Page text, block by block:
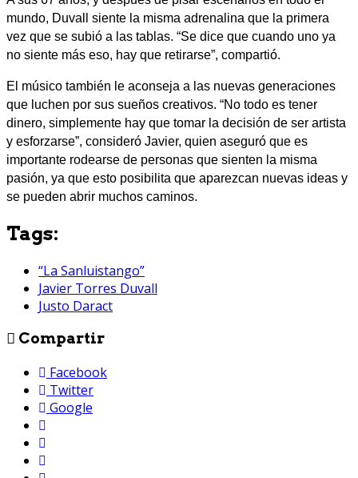
mundo, Duvall siente la misma adrenalina que la primera
vez que se subió a las tablas. “Se dice que cuando uno ya
no siente más eso, hay que retirarse”, compartió.
El músico también le aconseja a las nuevas generaciones
que luchen por sus sueños creativos. “No todo es tener
dinero, simplemente hay que tomar la decisión de ser artista
y esforzarse”, consideró Javier, quien aseguró que es
importante rodearse de personas que sienten la misma
pasión, ya que esto posibilita que aparezcan nuevas ideas y
se pueden abrir muchos caminos.
Tags:
“La Sanluistango”
Javier Torres Duvall
Justo Daract
Compartir
Facebook
Twitter
Google